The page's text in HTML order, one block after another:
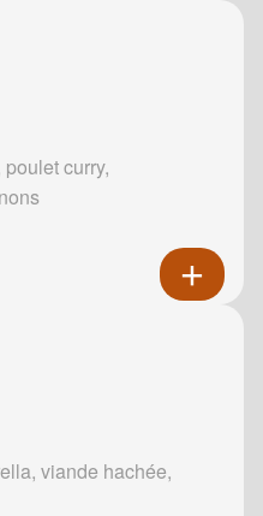
curry,
viande hachée,